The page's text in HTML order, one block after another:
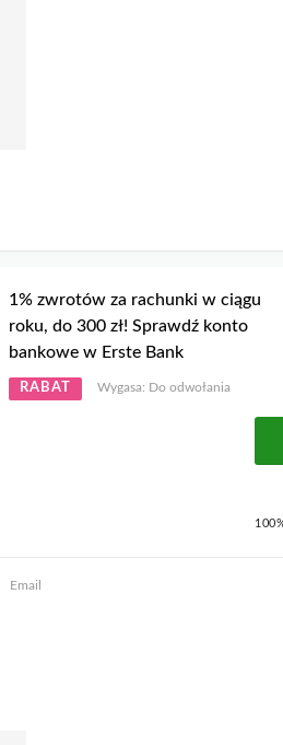
1% zwrotów za rachunki w ciągu
roku, do 300 zł! Sprawdź konto
bankowe w Erste Bank
RABAT Wygasa: Do odwołania
Email